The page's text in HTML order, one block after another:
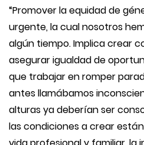
“Promover la equidad de
urgente, la cual nosotros
algún tiempo. Implica crear
asegurar igualdad de
que trabajar en romper
antes llamábamos
alturas ya deberían ser
las condiciones a crear